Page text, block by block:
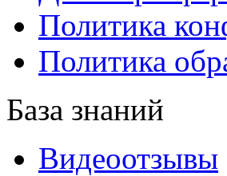
Политика
Политика
База знаний
Видеоотзывы